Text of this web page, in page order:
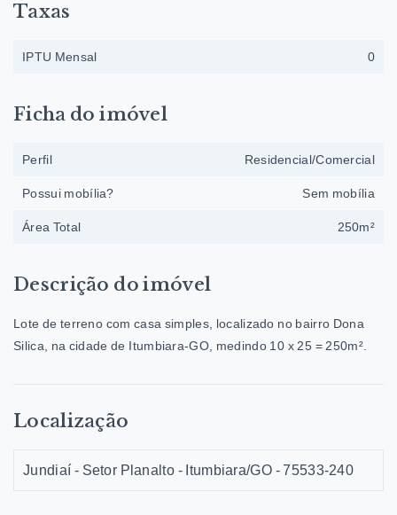
Descrição do imóvel
Lote de terreno com casa simples, localizado no bairro Dona
Silica, na cidade de Itumbiara-GO, medindo 10 x 25 = 250m².
Localização
Jundiaí - Setor Planalto - Itumbiara/GO - 75533-240
Taxas
IPTU Mensal 0
Ficha do imóvel
Perfil Residencial/Comercial
Possui mobília? Sem mobília
Área Total 250m²